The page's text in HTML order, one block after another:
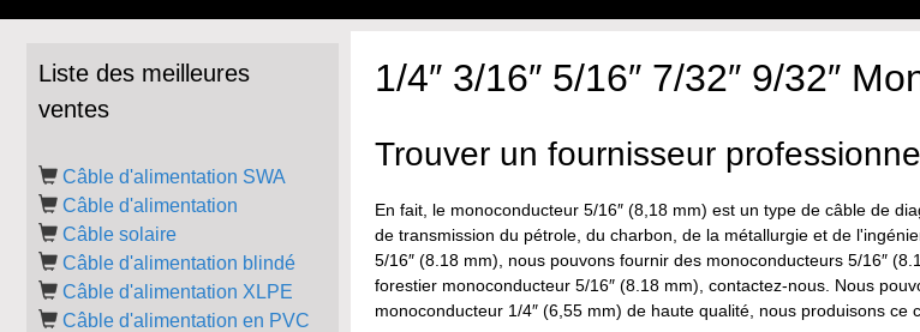
1/4″ 3/16″ 5/16″ 7/32″ 9/32″
Trouver un fournisseur
En fait, le monoconducteur 5/16″ (8,18 mm) est un type de câble de
de transmission du pétrole, du charbon, de la métallurgie et de
5/16″ (8.18 mm), nous pouvons fournir des monoconducteurs 5/16″
forestier monoconducteur 5/16″ (8.18 mm), contactez-nous. Nous
monoconducteur 1/4″ (6,55 mm) de haute qualité, nous produisons
Liste des meilleures
ventes
Câble d'alimentation SWA
Câble d'alimentation
Câble solaire
Câble d'alimentation blindé
Câble d'alimentation XLPE
Câble d'alimentation en PVC